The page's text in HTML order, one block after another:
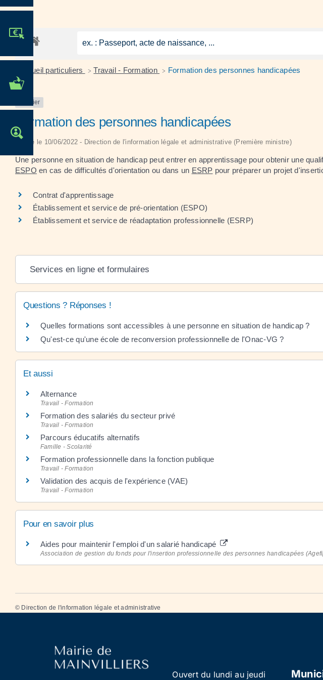
MES DÉMARCHES
OFFRES D'EMPLOI
Accueil particuliers > Travail - Formation > Formation des personnes handicapées
Dossier
Formation des personnes handicapées
Vérifié le 10/06/2022 - Direction de l'information légale et administrative (Première ministre)
Une personne en situation de handicap peut entrer en apprentissage pour obtenir une
ESPO en cas de difficultés d'orientation ou dans un ESRP pour préparer un projet
Contrat d'apprentissage
Établissement et service de pré-orientation (ESPO)
Établissement et service de réadaptation professionnelle (ESRP)
Services en ligne et formulaires
Questions ? Réponses !
Quelles formations sont accessibles à une personne en situation de handicap ?
Qu'est-ce qu'une école de reconversion professionnelle de l'Onac-VG ?
Et aussi
Alternance
Travail - Formation
Formation des salariés du secteur privé
Travail - Formation
Parcours éducatifs alternatifs
Famille - Scolarité
Formation professionnelle dans la fonction publique
Travail - Formation
Validation des acquis de l'expérience (VAE)
Travail - Formation
Pour en savoir plus
Aides pour maintenir l'emploi d'un salarié handicapé
Association de gestion du fonds pour l'insertion professionnelle des personnes handicapées
© Direction de l'information légale et administrative
Ouvert du lundi au jeudi